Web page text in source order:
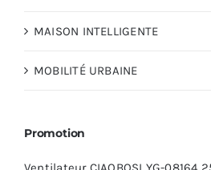
MAISON INTELLIGENTE
MOBILITÉ URBAINE
Promotion